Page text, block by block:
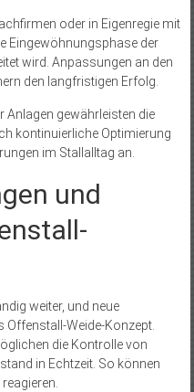
oder in Eigenregie mit
Eingewöhnungsphase der
wird. Anpassungen an den
den langfristigen Erfolg.
Anlagen gewährleisten die
kontinuierliche Optimierung
im Stallalltag an.
und
weiter, und neue
Weide-Konzept.
die Kontrolle von
in Echtzeit. So können